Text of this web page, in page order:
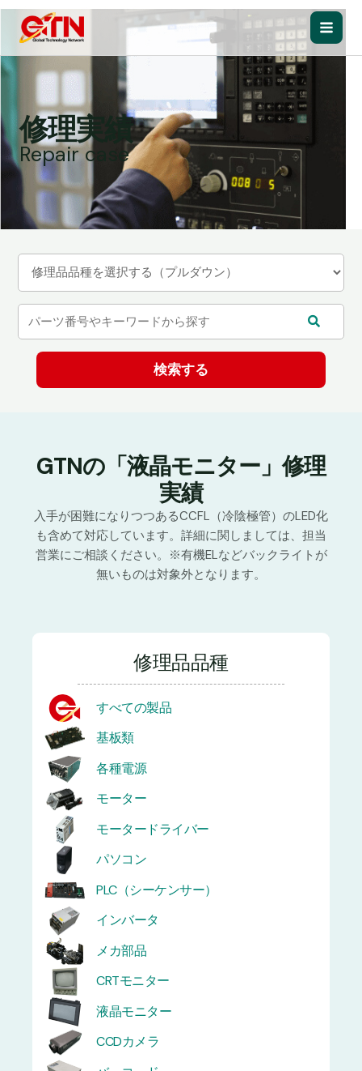
内
ス
プ
Main
修理実績
Repair case
GTNの「液晶モニター」修理
実績
入手が困難になりつつあるCCFL（冷陰極管）のLED化
も含めて対応しています。詳細に関しましては、担当
営業にご相談ください。※有機ELなどバックライトが
無いものは対象外となります。
修理品品種
すべての製品
基板類
各種電源
モーター
モータードライバー
パソコン
PLC（シーケンサー）
インバータ
メカ部品
CRTモニター
液晶モニター
CCDカメラ